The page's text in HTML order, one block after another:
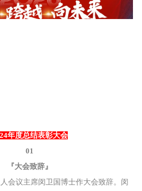
年度总结表彰大会
01
『大会致辞』
会议主席闵卫国博士作大会致辞。闵